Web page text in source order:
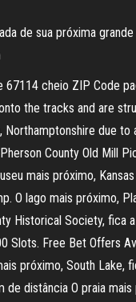
de sua próxima
cheio ZIP Code
the tracks and are
due
County Old Mill
mais próximo,
O lago mais próximo,
Historical Society,
Slots. Free Bet Offers
próximo, South
distância O praia